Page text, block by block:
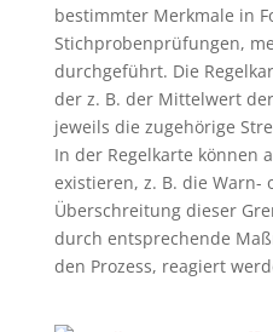
bestimmter Merkmale in
Stichprobenprüfungen,
durchgeführt. Die
der z. B. der Mittelwert
jeweils die zugehörige
In der Regelkarte können
existieren, z. B. die Warn-
Überschreitung dieser
durch entsprechende
den Prozess, reagiert